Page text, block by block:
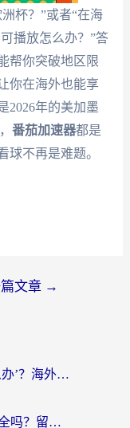
杯？”或者“在海
播放怎么办？”答
帮你突破地区限
你在海外也能享
2026年的美加墨
番茄加速器都是
球不再是难题。
文章 →
‘蜻蜓所在地区暂时无版权怎么办’？海外党看国内内容、办国内事的实用指南
搜狐视频会员在国外能用吗安全吗？留学生亲测有效的回国观影解决方案